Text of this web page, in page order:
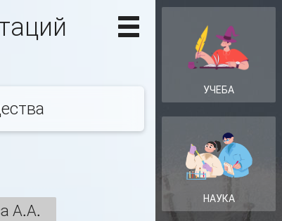
А.А.
УЧЕБА
НАУКА